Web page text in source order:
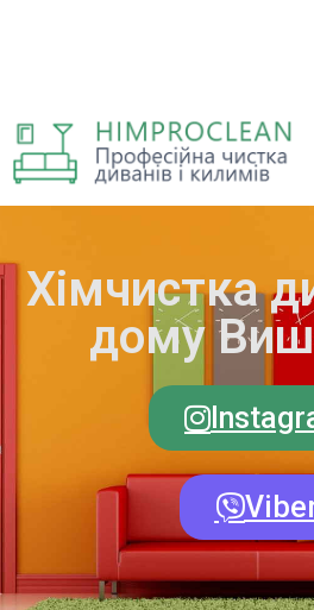
Хімчистка
дому